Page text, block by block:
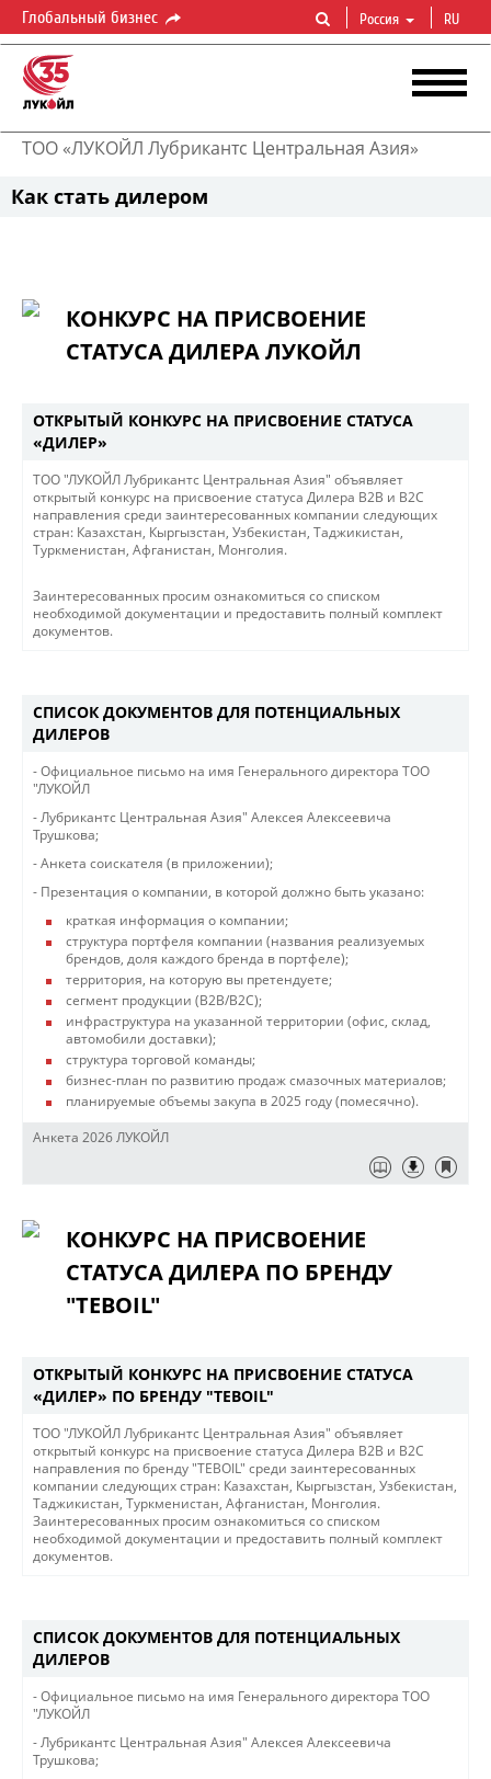
Глобальный бизнес Россия RU
ТОО «ЛУКОЙЛ Лубрикантс Центральная Азия»
Как стать дилером
КОНКУРС НА ПРИСВОЕНИЕ
СТАТУСА ДИЛЕРА ЛУКОЙЛ
ОТКРЫТЫЙ КОНКУРС НА ПРИСВОЕНИЕ СТАТУСА
«ДИЛЕР»
TОО "ЛУКОЙЛ Лубрикантс Центральная Азия" объявляет
открытый конкурс на присвоение статуса Дилера В2В и В2С
направления среди заинтересованных компании следующих
стран: Казахстан, Кыргызстан, Узбекистан, Таджикистан,
Туркменистан, Афганистан, Монголия.
Заинтересованных просим ознакомиться со списком
необходимой документации и предоставить полный комплект
документов.
СПИСОК ДОКУМЕНТОВ ДЛЯ ПОТЕНЦИАЛЬНЫХ
ДИЛЕРОВ
- Официальное письмо на имя Генерального директора ТОО
"ЛУКОЙЛ
- Лубрикантс Центральная Азия" Алексея Алексеевича
Трушкова;
- Анкета соискателя (в приложении);
- Презентация о компании, в которой должно быть указано:
краткая информация о компании;
структура портфеля компании (названия реализуемых
брендов, доля каждого бренда в портфеле);
территория, на которую вы претендуете;
сегмент продукции (B2B/B2C);
инфраструктура на указанной территории (офис, склад,
автомобили доставки);
структура торговой команды;
бизнес-план по развитию продаж смазочных материалов;
планируемые объемы закупа в 2025 году (помесячно).
Анкета 2026 ЛУКОЙЛ
КОНКУРС НА ПРИСВОЕНИЕ
СТАТУСА ДИЛЕРА ПО БРЕНДУ
"TEBOIL"
ОТКРЫТЫЙ КОНКУРС НА ПРИСВОЕНИЕ СТАТУСА
«ДИЛЕР» ПО БРЕНДУ "TEBOIL"
TОО "ЛУКОЙЛ Лубрикантс Центральная Азия" объявляет
открытый конкурс на присвоение статуса Дилера В2В и В2С
направления по бренду "TEBOIL" среди заинтересованных
компании следующих стран: Казахстан, Кыргызстан, Узбекистан,
Таджикистан, Туркменистан, Афганистан, Монголия.
Заинтересованных просим ознакомиться со списком
необходимой документации и предоставить полный комплект
документов.
СПИСОК ДОКУМЕНТОВ ДЛЯ ПОТЕНЦИАЛЬНЫХ
ДИЛЕРОВ
- Официальное письмо на имя Генерального директора ТОО
"ЛУКОЙЛ
- Лубрикантс Центральная Азия" Алексея Алексеевича
Трушкова;